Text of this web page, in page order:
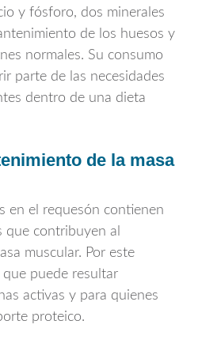
y fósforo, dos minerales
de los huesos y
normales. Su consumo
parte de las necesidades
dentro de una dieta
de la masa
en el requesón contienen
que contribuyen al
muscular. Por este
puede resultar
activas y para quienes
proteico.